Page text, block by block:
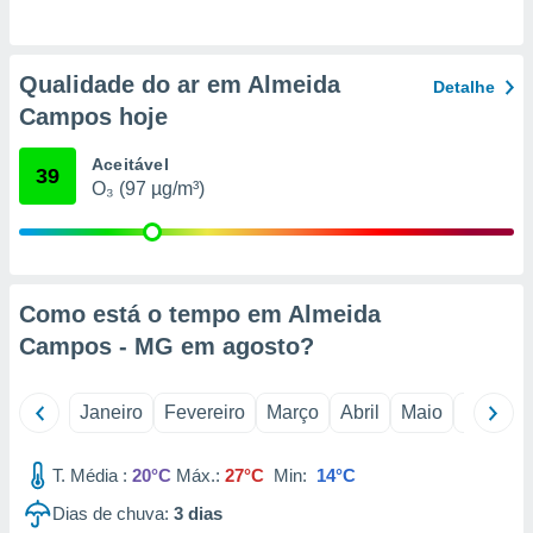
ou opor-
qualquer
em “
na
num
para
Qualidade do ar em Almeida
Campos hoje
Detalhe
39 Aceitável
O₃ (97 µg/m³)
Como está o tempo em Almeida
Campos - MG em agosto?
Janeiro Fevereiro Março Abril Maio Junho
T. Média : 20°C Máx.: 27°C Min: 14°C
Dias de chuva: 3 dias